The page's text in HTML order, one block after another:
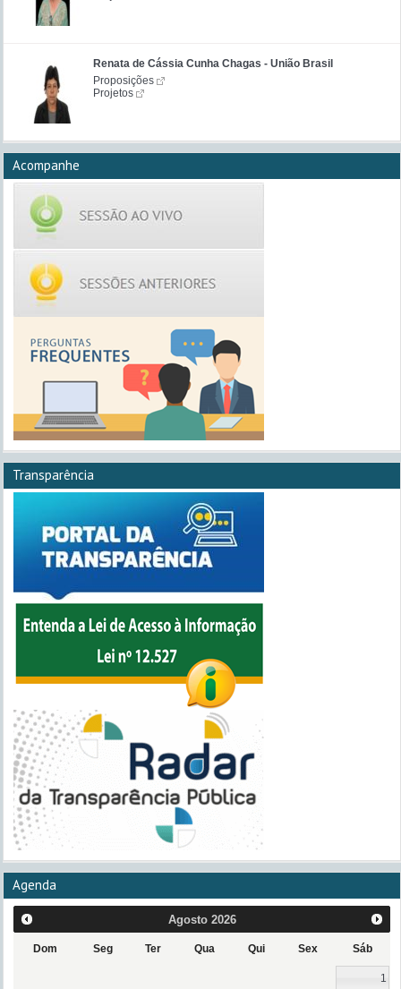
Renata de Cássia Cunha Chagas - União Brasil
Proposições
Projetos
Acompanhe
Transparência
Agenda
Agosto 2026
Dom Seg Ter Qua Qui Sex Sáb
1